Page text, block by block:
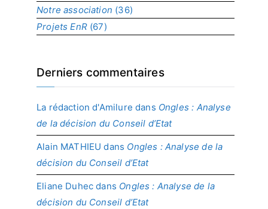
Notre association (36)
Projets EnR(67)
Derniers commentaires
La rédaction d'Amilure dans Ongles : Analyse
de la décision du Conseil d’Etat
Alain MATHIEU dans Ongles : Analyse de la
décision du Conseil d’Etat
Eliane Duhec dans Ongles : Analyse de la
décision du Conseil d’Etat